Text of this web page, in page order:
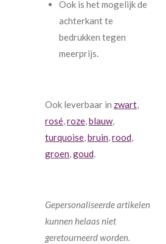
Ook is het mogelijk de
achterkant te
bedrukken tegen
meerprijs.
Ook leverbaar in zwart,
rosé,roze,blauw,
turquoise,bruin,rood,
groen,goud.
Gepersonaliseerde artikelen
kunnen helaas niet
geretourneerd worden.